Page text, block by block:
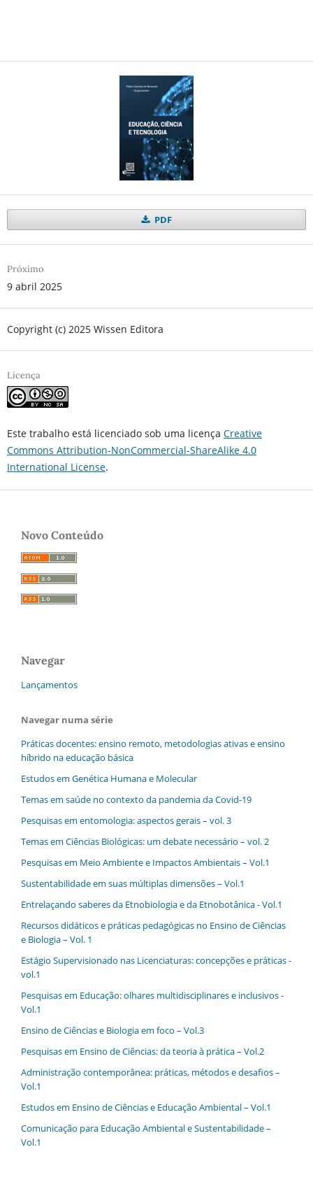
PDF
Próximo
9 abril 2025
Copyright (c) 2025 Wissen Editora
Licença
Este trabalho está licenciado sob uma licença Creative
Commons Attribution-NonCommercial-ShareAlike 4.0
International License.
Novo Conteúdo
Navegar
Lançamentos
Navegar numa série
Práticas docentes: ensino remoto, metodologias ativas e ensino
híbrido na educação básica
Estudos em Genética Humana e Molecular
Temas em saúde no contexto da pandemia da Covid-19
Pesquisas em entomologia: aspectos gerais – vol. 3
Temas em Ciências Biológicas: um debate necessário – vol. 2
Pesquisas em Meio Ambiente e Impactos Ambientais – Vol.1
Sustentabilidade em suas múltiplas dimensões – Vol.1
Entrelaçando saberes da Etnobiologia e da Etnobotânica - Vol.1
Recursos didáticos e práticas pedagógicas no Ensino de Ciências
e Biologia – Vol. 1
Estágio Supervisionado nas Licenciaturas: concepções e práticas -
vol.1
Pesquisas em Educação: olhares multidisciplinares e inclusivos -
Vol.1
Ensino de Ciências e Biologia em foco – Vol.3
Pesquisas em Ensino de Ciências: da teoria à prática – Vol.2
Administração contemporânea: práticas, métodos e desafios –
Vol.1
Estudos em Ensino de Ciências e Educação Ambiental – Vol.1
Comunicação para Educação Ambiental e Sustentabilidade –
Vol.1